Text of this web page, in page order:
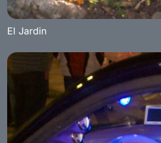
El Jardin